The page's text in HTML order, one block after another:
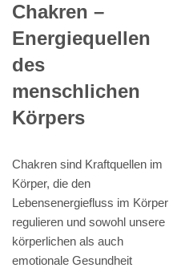
Chakren –
Energiequellen
des
menschlichen
Körpers
Chakren sind Kraftquellen im
Körper, die den
Lebensenergiefluss im Körper
regulieren und sowohl unsere
körperlichen als auch
emotionale Gesundheit